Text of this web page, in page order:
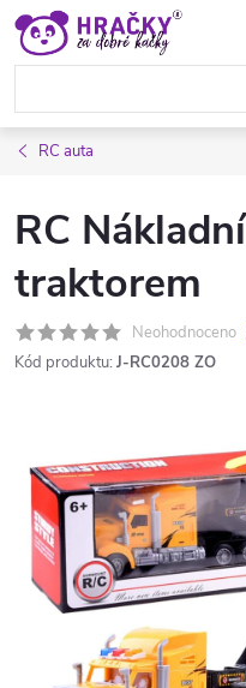
Přejít
obsah
RC auta
RC
traktorem
Neohodnoceno
Kód produktu: J-RC0208 ZO